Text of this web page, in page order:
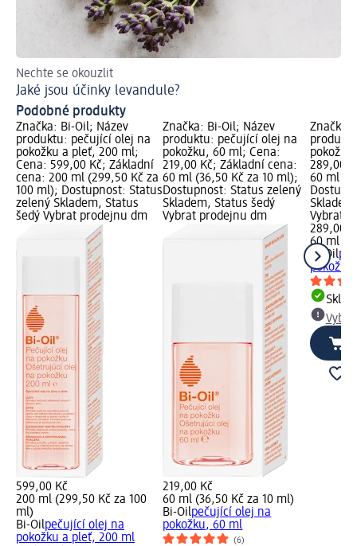
Nechte se okouzlit
Jaké jsou účinky levandule?
Podobné produkty
Značka: Bi-Oil; Název
produktu: pečující olej na
pokožku a pleť, 200 ml;
Cena: 599,00 Kč; Základní
cena: 200 ml (299,50 Kč za
100 ml); Dostupnost: Status
zelený Skladem, Status
šedý Vybrat prodejnu dm
599,00 Kč
200 ml (299,50 Kč za 100
ml)
Bi-Oilpečující olej na
pokožku a pleť, 200 ml
Značka: Bi-Oil; Název
produktu: pečující olej na
pokožku, 60 ml; Cena:
219,00 Kč; Základní cena:
60 ml (36,50 Kč za 10 ml);
Dostupnost: Status zelený
Skladem, Status šedý
Vybrat prodejnu dm
219,00 Kč
60 ml (36,50 Kč za 10 ml)
Bi-Oilpečující olej na
pokožku, 60 ml
(6)
Značka:
289,00
60 ml
Vybrat
289,00
60 ml
Bi-Oil